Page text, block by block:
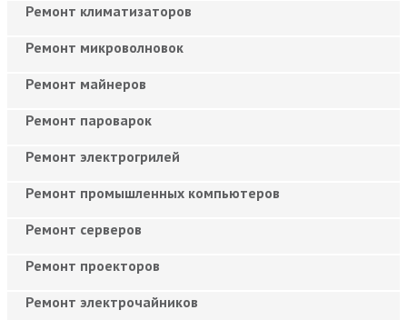
Ремонт климатизаторов
Ремонт микроволновок
Ремонт майнеров
Ремонт пароварок
Ремонт электрогрилей
Ремонт промышленных компьютеров
Ремонт серверов
Ремонт проекторов
Ремонт электрочайников